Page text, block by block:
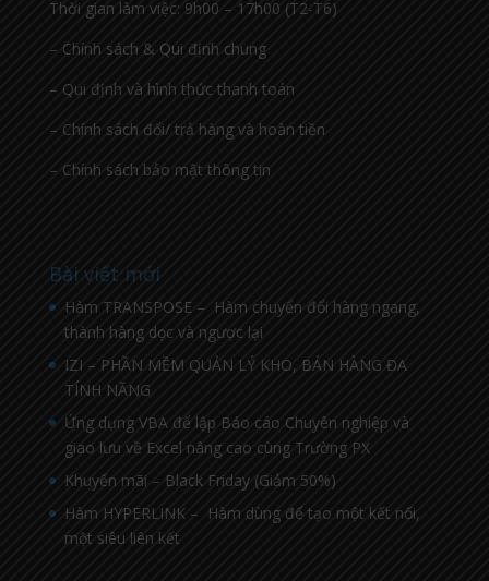
Thời gian làm việc: 9h00 – 17h00 (T2-T6)
– Chính sách & Qui định chung
– Qui định và hình thức thanh toán
– Chính sách đổi/ trả hàng và hoàn tiền
– Chính sách bảo mật thông tin
Bài viết mới
Hàm TRANSPOSE – Hàm chuyển đổi hàng ngang,
thành hàng dọc và ngược lại
IZI – PHẦN MỀM QUẢN LÝ KHO, BÁN HÀNG ĐA
TÍNH NĂNG
Ứng dụng VBA để lập Báo cáo Chuyên nghiệp và
giao lưu về Excel nâng cao cùng Trường PX
Khuyến mãi – Black Friday (Giảm 50%)
Hàm HYPERLINK – Hàm dùng để tạo một kết nối,
một siêu liên kết